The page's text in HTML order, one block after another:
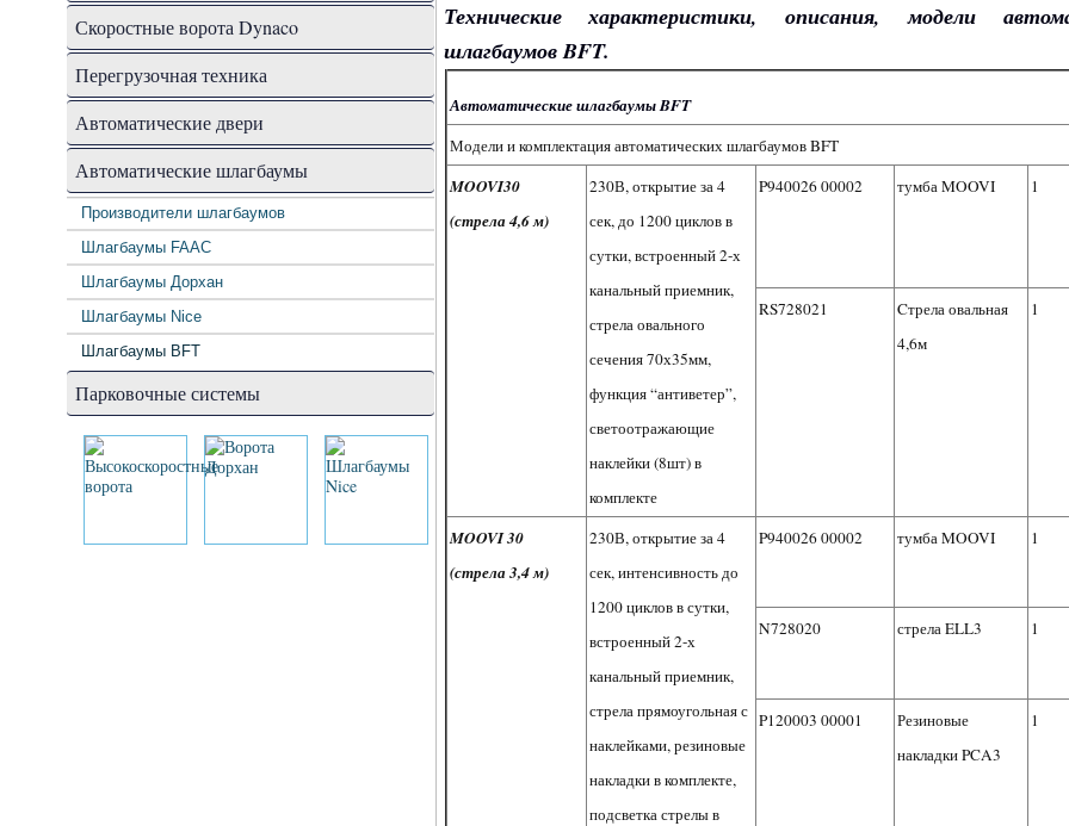
Скоростные ворота Dynaco
Перегрузочная техника
Автоматические двери
Автоматические шлагбаумы
Производители шлагбаумов
Шлагбаумы FAAC
Шлагбаумы Дорхан
Шлагбаумы Nice
Шлагбаумы BFT
Парковочные системы
Технические характеристики, описания, модели
шлагбаумов BFT.
Автоматические шлагбаумы BFT
Модели и комплектация автоматических шлагбаумов BFT
MOOVI30
(стрела 4,6 м)
230В, открытие за 4
сек, до 1200 циклов в
сутки, встроенный 2-х
канальный приемник,
стрела овального
сечения 70х35мм,
функция “антиветер”,
светоотражающие
наклейки (8шт) в
комплекте
P940026 00002 тумба MOOVI 1
RS728021
Cтрела овальная
4,6м
1
MOOVI 30
(стрела 3,4 м)
230В, открытие за 4
сек, интенсивность до
1200 циклов в сутки,
встроенный 2-х
канальный приемник,
стрела прямоугольная с
наклейками, резиновые
накладки в комплекте,
подсветка стрелы в
P940026 00002 тумба MOOVI 1
N728020 стрела ELL3 1
P120003 00001
Резиновые
накладки PCA3
1